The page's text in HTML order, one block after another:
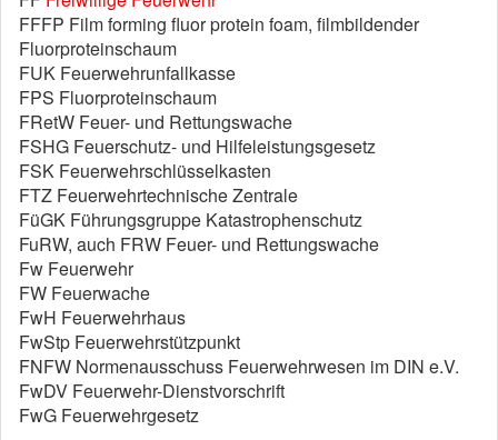
FFFP Film forming fluor protein foam, filmbildender
Fluorproteinschaum
FUK Feuerwehrunfallkasse
FPS Fluorproteinschaum
FRetW Feuer- und Rettungswache
FSHG Feuerschutz- und Hilfeleistungsgesetz
FSK Feuerwehrschlüsselkasten
FTZ Feuerwehrtechnische Zentrale
FüGK Führungsgruppe Katastrophenschutz
FuRW, auch FRW Feuer- und Rettungswache
Fw Feuerwehr
FW Feuerwache
FwH Feuerwehrhaus
FwStp Feuerwehrstützpunkt
FNFW Normenausschuss Feuerwehrwesen im DIN e.V.
FwDV Feuerwehr-Dienstvorschrift
FwG Feuerwehrgesetz